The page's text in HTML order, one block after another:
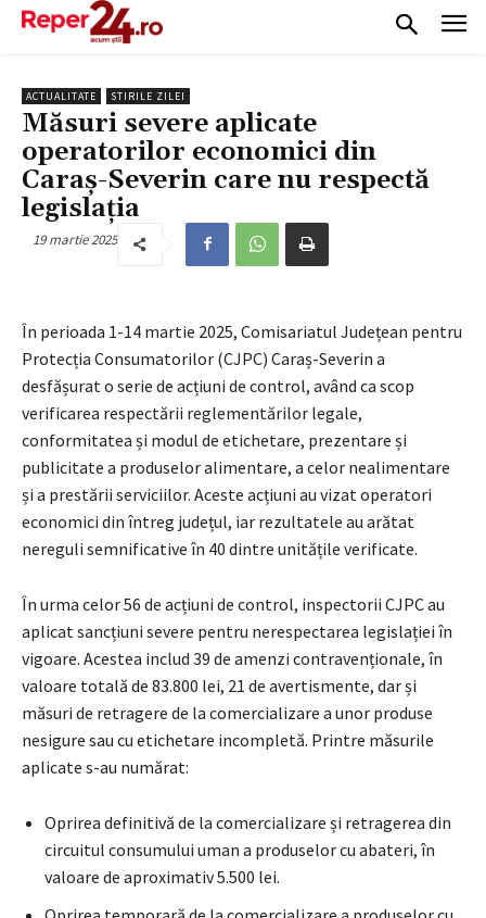
ACTUALITATE STIRILE ZILEI
Măsuri severe aplicate
operatorilor economici din
Caraș-Severin care nu respectă
legislația
19 martie 2025
În perioada 1-14 martie 2025, Comisariatul Județean pentru
Protecția Consumatorilor (CJPC) Caraș-Severin a
desfășurat o serie de acțiuni de control, având ca scop
verificarea respectării reglementărilor legale,
conformitatea și modul de etichetare, prezentare și
publicitate a produselor alimentare, a celor nealimentare
și a prestării serviciilor. Aceste acțiuni au vizat operatori
economici din întreg județul, iar rezultatele au arătat
nereguli semnificative în 40 dintre unitățile verificate.
În urma celor 56 de acțiuni de control, inspectorii CJPC au
aplicat sancțiuni severe pentru nerespectarea legislației în
vigoare. Acestea includ 39 de amenzi contravenționale, în
valoare totală de 83.800 lei, 21 de avertismente, dar și
măsuri de retragere de la comercializare a unor produse
nesigure sau cu etichetare incompletă. Printre măsurile
aplicate s-au numărat:
Oprirea definitivă de la comercializare și retragerea din
circuitul consumului uman a produselor cu abateri, în
valoare de aproximativ 5.500 lei.